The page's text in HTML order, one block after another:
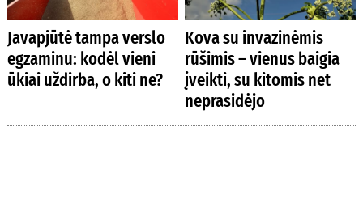
Javapjūtė tampa verslo
egzaminu: kodėl vieni
ūkiai uždirba, o kiti ne?
Kova su invazinėmis
rūšimis – vienus baigia
įveikti, su kitomis net
neprasidėjo